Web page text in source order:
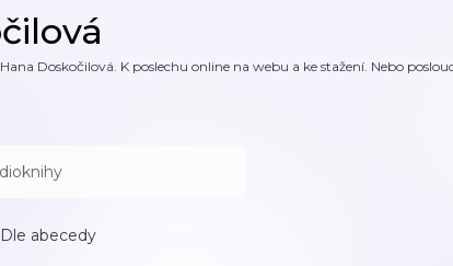
Doskočilová. K poslechu online na webu a ke stažení. Nebo
Dle abecedy